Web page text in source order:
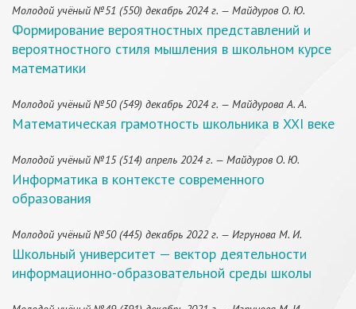
Молодой учёный №51 (550) декабрь 2024 г. — Майдуров О. Ю.
Формирование вероятностных представлений и
вероятностного стиля мышления в школьном курсе
математики
Молодой учёный №50 (549) декабрь 2024 г. — Майдурова А. А.
Математическая грамотность школьника в XXI веке
Молодой учёный №15 (514) апрель 2024 г. — Майдуров О. Ю.
Информатика в контексте современного
образования
Молодой учёный №50 (445) декабрь 2022 г. — Игрунова М. И.
Школьный университет — вектор деятельности
информационно-образовательной среды школы